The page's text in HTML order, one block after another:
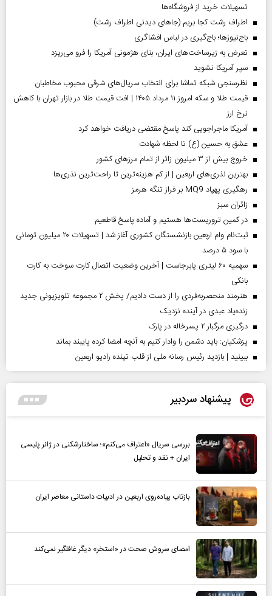
تسهیلات خرید از فروشگاه‌ها
اطراف رشت کجا بریم (جاهای دیدنی اطراف رشت)
باج‌نیوزها؛ باج‌گیری در لباس افشاگری
تعرض به زیرساخت‌های ایران، بنای هژمونی آمریکا را فرو می‌ریزد
سپر آمریکا نشوید
نظرسنجی شبکه تماشا برای انتخاب سریال‌های شرقی محبوب مخاطبان
قیمت طلا و سکه امروز ۱۱ مرداد ۱۴۰۵ | افت قیمت طلا در بازار تهران با کاهش
نرخ ارز
آمریکا ماجراجویی کند پاسخ مقتضی دریافت خواهد کرد
عشق به حسین (ع) تا لحظه شهادت
خروج بیش از ۳ میلیون زائر از تمام مرز‌های کشور
بهترین نذری‌های اربعین | از کم هزینه‌ترین تا راحت‌ترین نذری‌ها
رهگیری پهپاد MQ9 بر فراز تنگه هرمز
‌زائران سبز
در کمین تروریست‌ها هستیم و آماده پاسخ قاطعیم
ثبت‌نام وام اربعین بازنشستگان کشوری آغاز شد | تسهیلات ۲۰ میلیون تومانی
با سود ۵ درصد
سهمیه ۶۰ لیتری پابرجاست | آخرین وضعیت اتصال کارت سوخت به کارت
بانکی
هنرمند منحصر‌به‌فردی را از دست دادیم/ پخش ۲ مجموعه تلویزیونی جدید
زنده‌یاد عبدی در آینده نزدیک
درگیری مرگبار ۲ پسرخاله در پارک
پزشکیان: باید دشمن را وادار کنیم به آنچه امضا کرده پایبند بماند
ببینید | بازدید رئیس رسانه ملی از قلب تپنده رادیو اربعین
پیشنهاد سردبیر
بررسی سریال «اعتراف می‌کنم»؛ ساختارشکنی در ژانر پلیسی
ایران + نقد و تحلیل
بازتاب پیاده‌روی اربعین در ادبیات داستانی معاصر ایران
امضای سروش صحت در «استخر» دیگر غافلگیر نمی‌کند